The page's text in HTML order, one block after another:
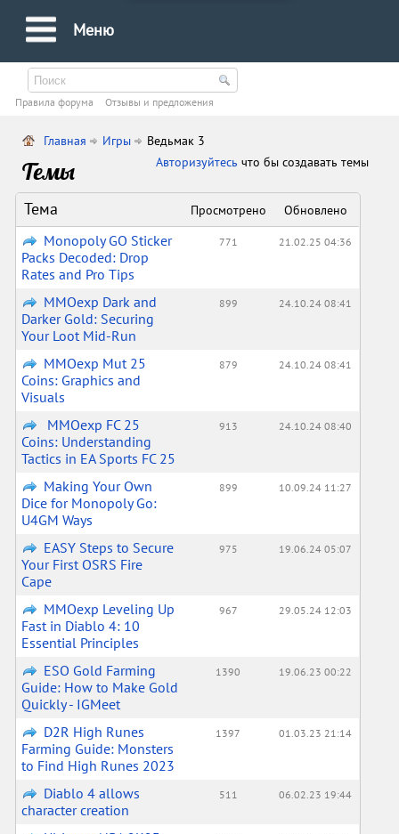
Меню
Правила форума Oтзывы и предложения
Главная Игры
Ведьмак 3
Авторизуйтесь что бы создавать темы
Темы
Тема Просмотрено Обновлено
Monopoly GO Sticker
Packs Decoded: Drop
Rates and Pro Tips
771 21.02.25 04:36
MMOexp Dark and
Darker Gold: Securing
Your Loot Mid-Run
899 24.10.24 08:41
MMOexp Mut 25
Coins: Graphics and
Visuals
879 24.10.24 08:41
MMOexp FC 25
Coins: Understanding
Tactics in EA Sports FC 25
913 24.10.24 08:40
Making Your Own
Dice for Monopoly Go:
U4GM Ways
899 10.09.24 11:27
EASY Steps to Secure
Your First OSRS Fire
Cape
975 19.06.24 05:07
MMOexp Leveling Up
Fast in Diablo 4: 10
Essential Principles
967 29.05.24 12:03
ESO Gold Farming
Guide: How to Make Gold
Quickly - IGMeet
1390 19.06.23 00:22
D2R High Runes
Farming Guide: Monsters
to Find High Runes 2023
1397 01.03.23 21:14
Diablo 4 allows
character creation
511 06.02.23 19:44